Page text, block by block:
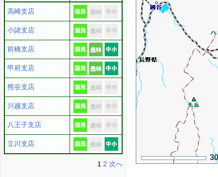
高崎支店
小諸支店
前橋支店
甲府支店
熊谷支店
川越支店
八王子支店
立川支店
1 2 次へ